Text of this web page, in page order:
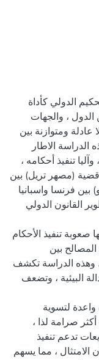
الدولي كأداة
الدول ، والجهات
ومتوازنة بين
الدراسة الاطار
تنفيذ أحكامه ،
قضية (مصهر تريل) بين
بين فرنسا واسبانيا
القانون الدولي
صعوبة تنفيذ الأحكام
بين
، وهذه الدراسة تكشف
البيئية ، وتضعف
واعدة لتسوية
أكثر صرامة لذا ،
تدعم تنفيذ
الامتثال ، مما يسهم